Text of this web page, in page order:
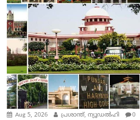
Aug 5, 2026 പ്രശാന്ത്, ന്യൂഡല്‍ഹി 0